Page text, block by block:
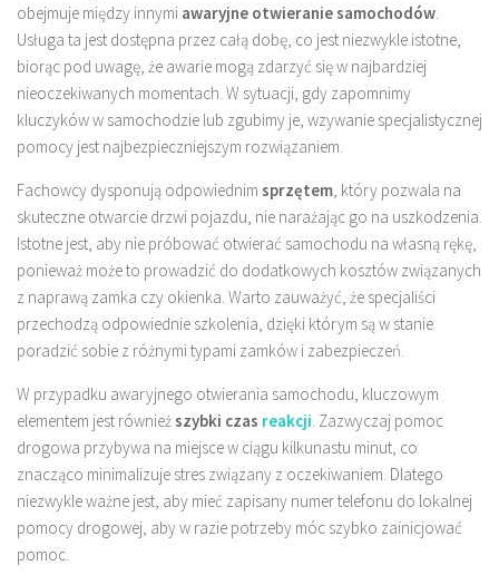
obejmuje między innymi awaryjne otwieranie samochodów.
Usługa ta jest dostępna przez całą dobę, co jest niezwykle istotne,
biorąc pod uwagę, że awarie mogą zdarzyć się w najbardziej
nieoczekiwanych momentach. W sytuacji, gdy zapomnimy
kluczyków w samochodzie lub zgubimy je, wzywanie specjalistycznej
pomocy jest najbezpieczniejszym rozwiązaniem.
Fachowcy dysponują odpowiednim sprzętem, który pozwala na
skuteczne otwarcie drzwi pojazdu, nie narażając go na uszkodzenia.
Istotne jest, aby nie próbować otwierać samochodu na własną rękę,
ponieważ może to prowadzić do dodatkowych kosztów związanych
z naprawą zamka czy okienka. Warto zauważyć, że specjaliści
przechodzą odpowiednie szkolenia, dzięki którym są w stanie
poradzić sobie z różnymi typami zamków i zabezpieczeń.
W przypadku awaryjnego otwierania samochodu, kluczowym
elementem jest równieższybki czas reakcji. Zazwyczaj pomoc
drogowa przybywa na miejsce w ciągu kilkunastu minut, co
znacząco minimalizuje stres związany z oczekiwaniem. Dlatego
niezwykle ważne jest, aby mieć zapisany numer telefonu do lokalnej
pomocy drogowej, aby w razie potrzeby móc szybko zainicjować
pomoc.